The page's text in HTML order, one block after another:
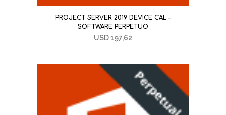
PROJECT SERVER 2019 DEVICE CAL –
SOFTWARE PERPETUO
USD197,62